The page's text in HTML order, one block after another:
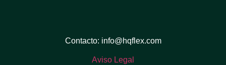
Contacto: info@hqflex.com
Aviso Legal